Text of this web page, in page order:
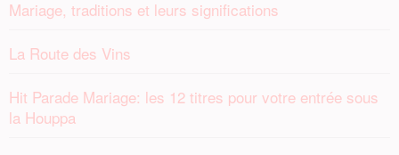
Mariage, traditions et leurs significations
La Route des Vins
Hit Parade Mariage: les 12 titres pour votre entrée sous
la Houppa